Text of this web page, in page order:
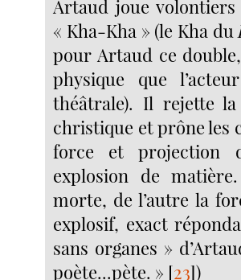
Artaud joue
« Kha-Kha » (le Kha du
pour Artaud ce
physique que
théâtrale). Il rejette
christique et prône les
force et projection
explosion de
morte, de l’autre la
explosif, exact
sans organes »
poète...pète. » [23])